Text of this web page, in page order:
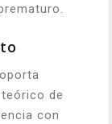
de
con